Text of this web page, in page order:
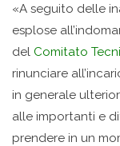
«A seguito delle
esplose
del Comitato
rinunciare
in generale
alle importanti e
prendere in un